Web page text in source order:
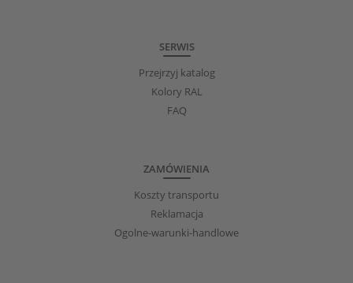
SERWIS
Przejrzyj katalog
Kolory RAL
FAQ
ZAMÓWIENIA
Koszty transportu
Reklamacja
Ogolne-warunki-handlowe